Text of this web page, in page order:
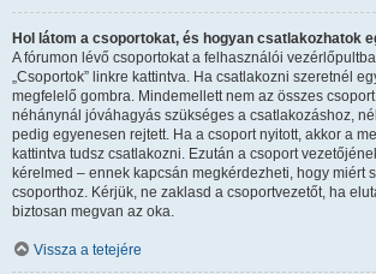
Hol látom a csoportokat, és hogyan csatlakozhatok
A fórumon lévő csoportokat a felhasználói
„Csoportok” linkre kattintva. Ha csatlakozni szeretnél
megfelelő gombra. Mindemellett nem az összes csoport
néhánynál jóváhagyás szükséges a csatlakozáshoz,
pedig egyenesen rejtett. Ha a csoport nyitott, akkor a
kattintva tudsz csatlakozni. Ezután a csoport
kérelmed – ennek kapcsán megkérdezheti, hogy miért
csoporthoz. Kérjük, ne zaklasd a csoportvezetőt, ha
biztosan megvan az oka.
Vissza a tetejére